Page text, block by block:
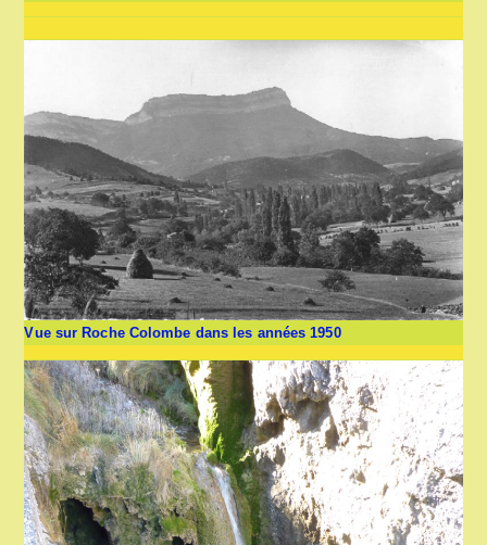
Vue sur Roche Colombe dans les années 1950